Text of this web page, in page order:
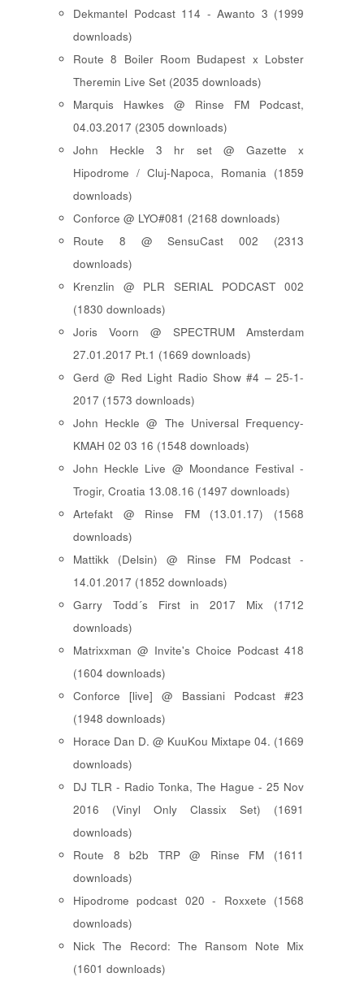
Dekmantel Podcast 114 - Awanto 3 (1999
downloads)
Route 8 Boiler Room Budapest x Lobster
Theremin Live Set (2035 downloads)
Marquis Hawkes @ Rinse FM Podcast,
04.03.2017 (2305 downloads)
John Heckle 3 hr set @ Gazette x
Hipodrome / Cluj-Napoca, Romania (1859
downloads)
Conforce @ LYO#081 (2168 downloads)
Route 8 @ SensuCast 002 (2313
downloads)
Krenzlin @ PLR SERIAL PODCAST 002
(1830 downloads)
Joris Voorn @ SPECTRUM Amsterdam
27.01.2017 Pt.1 (1669 downloads)
Gerd @ Red Light Radio Show #4 – 25-1-
2017 (1573 downloads)
John Heckle @ The Universal Frequency-
KMAH 02 03 16 (1548 downloads)
John Heckle Live @ Moondance Festival -
Trogir, Croatia 13.08.16 (1497 downloads)
Artefakt @ Rinse FM (13.01.17) (1568
downloads)
Mattikk (Delsin) @ Rinse FM Podcast -
14.01.2017 (1852 downloads)
Garry Todd´s First in 2017 Mix (1712
downloads)
Matrixxman @ Invite's Choice Podcast 418
(1604 downloads)
Conforce [live] @ Bassiani Podcast #23
(1948 downloads)
Horace Dan D. @ KuuKou Mixtape 04. (1669
downloads)
DJ TLR - Radio Tonka, The Hague - 25 Nov
2016 (Vinyl Only Classix Set) (1691
downloads)
Route 8 b2b TRP @ Rinse FM (1611
downloads)
Hipodrome podcast 020 - Roxxete (1568
downloads)
Nick The Record: The Ransom Note Mix
(1601 downloads)